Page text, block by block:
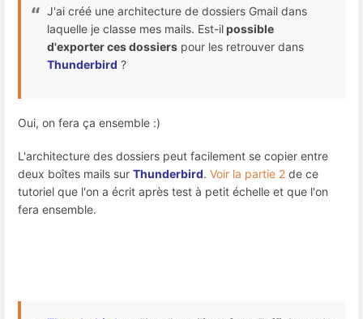
J'ai créé une architecture de dossiers Gmail dans
laquelle je classe mes mails. Est-ilpossible
d'exporter ces dossiers pour les retrouver dans
Thunderbird ?
Oui, on fera ça ensemble :)
L'architecture des dossiers peut facilement se copier entre
deux boîtes mails sur Thunderbird. Voir la partie 2 de ce
tutoriel que l'on a écrit après test à petit échelle et que l'on
fera ensemble.